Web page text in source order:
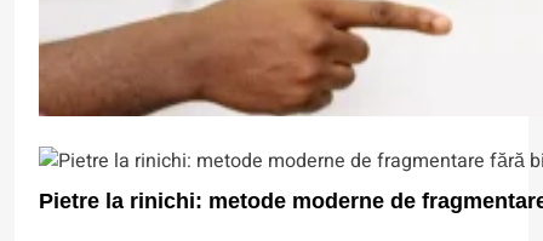
Pietre la rinichi: metode moderne de